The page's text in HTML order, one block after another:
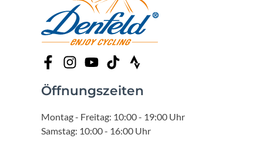
Öffnungszeiten
Montag - Freitag: 10:00 - 19:00 Uhr
Samstag: 10:00 - 16:00 Uhr